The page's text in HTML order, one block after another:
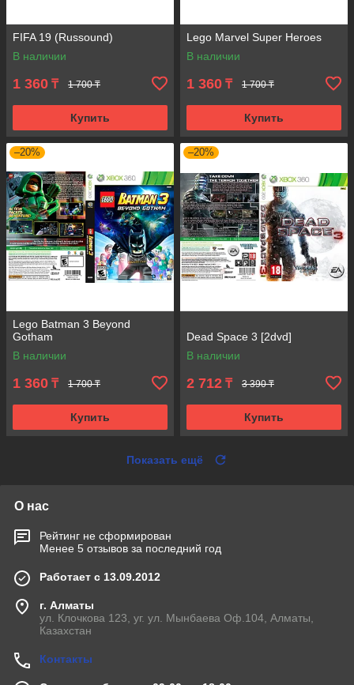
FIFA 19 (Russound)
В наличии
1 360 ₸ 1 700 ₸
Купить
Lego Marvel Super Heroes
В наличии
1 360 ₸ 1 700 ₸
Купить
–20%
Lego Batman 3 Beyond
Gotham
В наличии
1 360 ₸ 1 700 ₸
Купить
–20%
Dead Space 3 [2dvd]
В наличии
2 712 ₸ 3 390 ₸
Купить
Показать ещё
О нас
Рейтинг не сформирован
Менее 5 отзывов за последний год
Работает с 13.09.2012
г. Алматы
ул. Клочкова 123, уг. ул. Мынбаева Оф.104, Алматы,
Казахстан
Контакты